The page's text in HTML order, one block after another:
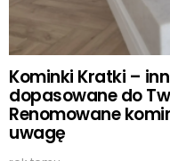
Kominki Kratki –
dopasowane do
Renomowane
uwagę